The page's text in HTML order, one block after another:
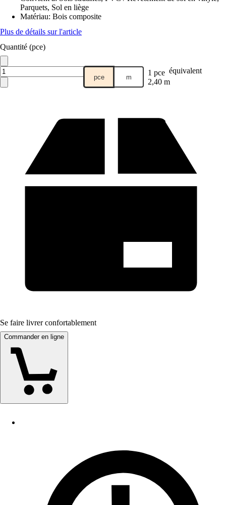
Parquets, Sol en liège
Matériau: Bois composite
Plus de détails sur l'article
Quantité (pce)
pce m 1 pce équivalent
2,40 m
Se faire livrer confortablement
Commander en ligne